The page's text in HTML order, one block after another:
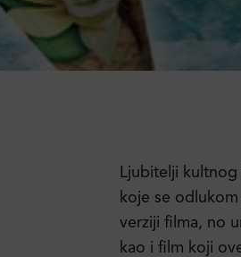
Ljubitelji
koje se
verziji filma, no
kao i film koji